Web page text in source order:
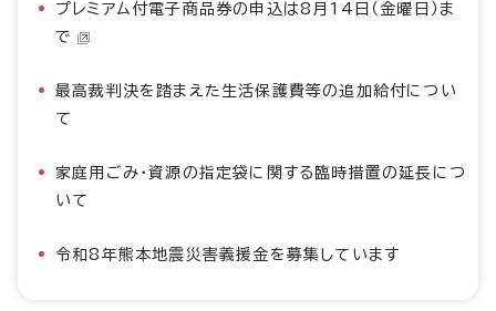
プレミアム付電子商品券の申込は8月14日（金曜日）ま
で
最高裁判決を踏まえた生活保護費等の追加給付につい
て
家庭用ごみ・資源の指定袋に関する臨時措置の延長につ
いて
令和8年熊本地震災害義援金を募集しています